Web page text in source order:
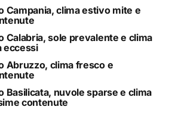
Campania, clima estivo mite e
Calabria, sole prevalente e clima
eccessi
Abruzzo, clima fresco e
Basilicata, nuvole sparse e clima
contenute